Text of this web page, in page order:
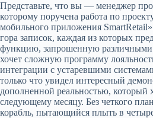
Представьте, что вы — менеджер
которому поручена работа по
мобильного приложения
гора записок, каждая из которых
функцию, запрошенную различными
хочет сложную программу
интеграции с устаревшими
только что увидел интересный
дополненной реальностью, который
следующему месяцу. Без четкого
корабль, пытающийся плыть в